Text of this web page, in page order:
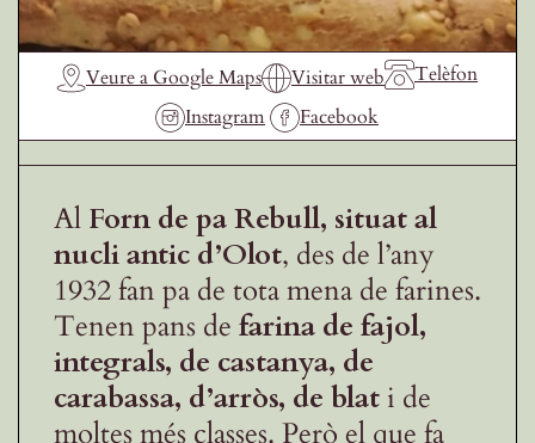
Veure a Google Maps Visitar web
Telèfon
Instagram
Facebook
Al Forn de pa Rebull, situat al
nucli antic d’Olot, des de l’any
1932 fan pa de tota mena de farines.
Tenen pans de farina de fajol,
integrals, de castanya, de
carabassa, d’arròs, de blat i de
moltes més classes. Però el que fa